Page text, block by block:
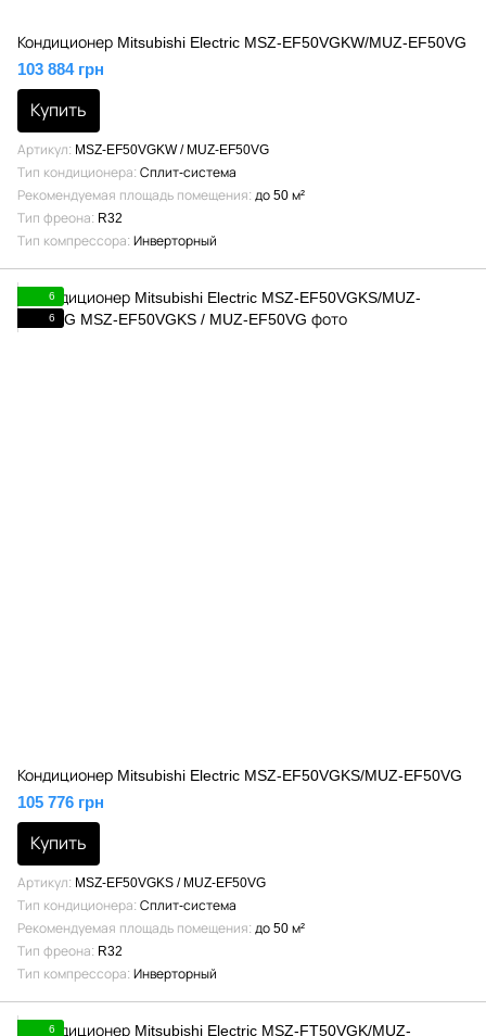
Кондиционер Mitsubishi Electric MSZ-EF50VGKW/MUZ-EF50VG
103 884 грн
Купить
Артикул
MSZ-EF50VGKW / MUZ-EF50VG
Тип кондиционера Сплит-система
Рекомендуемая площадь помещения до 50 м²
Тип фреона
R32
Тип компрессора Инверторный
6
6
Кондиционер Mitsubishi Electric MSZ-EF50VGKS/MUZ-EF50VG
105 776 грн
Купить
Артикул
MSZ-EF50VGKS / MUZ-EF50VG
Тип кондиционера Сплит-система
Рекомендуемая площадь помещения до 50 м²
Тип фреона
R32
Тип компрессора Инверторный
6